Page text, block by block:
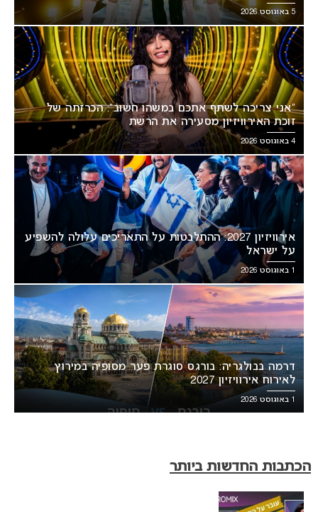
5 באוגוסט 2026
“אני צריכה לשתף אתכם במשהו חשוב”: הכרזתה של
זוכת האירוויזיון מסעירה את הרשת
4 באוגוסט 2026
אירוויזיון 2027: ההתלבטות על התאריכים עלולה להשפיע
על ישראל
1 באוגוסט 2026
דרמה בבולגריה: בורגס סוגרת פער מסופיה במירוץ
לאירוח אירוויזיון 2027
1 באוגוסט 2026
הכתבות החדשות ביותר